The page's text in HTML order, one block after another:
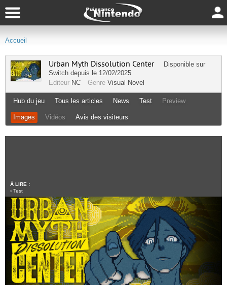
Accueil
Urban Myth Dissolution Center
Disponible sur
Switch depuis le 12/02/2025
Editeur NC Genre Visual Novel
Hub du jeu Tous les articles News Test Preview
Images Vidéos Avis des visiteurs
À LIRE :
› Test